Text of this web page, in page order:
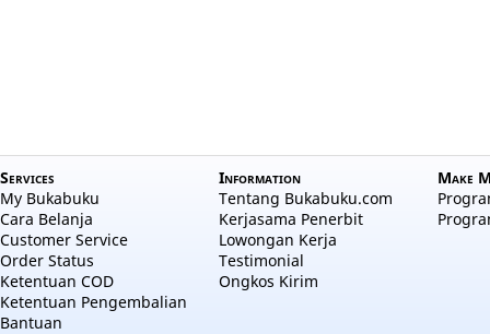
Services
My Bukabuku
Cara Belanja
Customer Service
Order Status
Ketentuan COD
Ketentuan Pengembalian
Bantuan
Information
Tentang Bukabuku.com
Kerjasama Penerbit
Lowongan Kerja
Testimonial
Ongkos Kirim
Make